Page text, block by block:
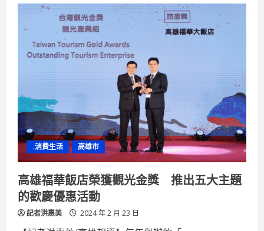
漏
氣
怎
麼
辦
高
識
報
你
知
.消費生活 高雄市
高雄福華飯店榮獲觀光金獎 推出五大主題
的歡慶優惠活動
記者洪惠美 2024 年 2 月 23 日